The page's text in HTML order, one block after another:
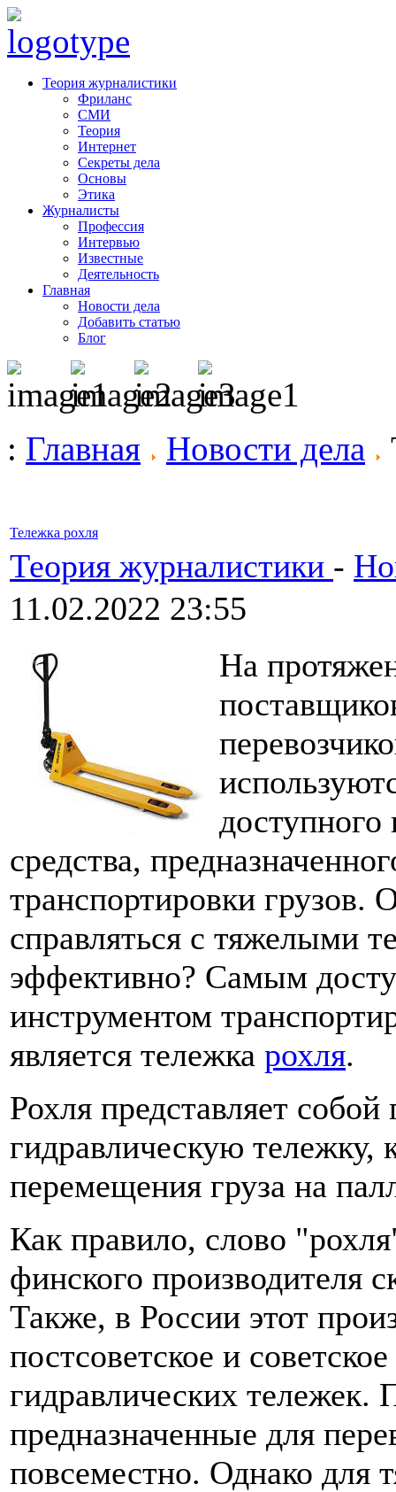
Теория журналистики
Фриланс
СМИ
Теория
Интернет
Секреты дела
Основы
Этика
Журналисты
Профессия
Интервью
Известные
Деятельность
Главная
Новости дела
Добавить статью
Блог
: Главная Новости дела
Тележка рохля
Теория журналистики -
11.02.2022 23:55
На
доступного
средства,
транспортировки грузов.
справляться с тяжелыми
эффективно? Самым
инструментом
является тележка рохля.
Рохля представляет
гидравлическую тележку,
перемещения груза на
Как правило, слово
финского производителя
Также, в России этот
постсоветское и
гидравлических
предназначенные для
повсеместно. Однако для